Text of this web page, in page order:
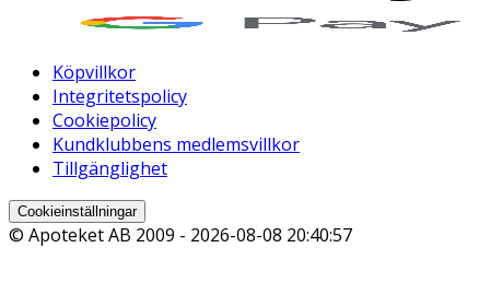
Köpvillkor
Integritetspolicy
Cookiepolicy
Kundklubbens medlemsvillkor
Tillgänglighet
Cookieinställningar
© Apoteket AB 2009 - 2026-08-08 20:40:57